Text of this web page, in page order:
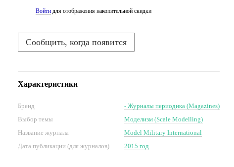
Войти для отображения накопительной скидки
Сообщить, когда появится
Характеристики
Бренд
- Журналы периодика (Magazines)
Выбор темы
Моделизм (Scale Modelling)
Название журнала
Model Military International
Дата публикации (для журналов)
2015 год